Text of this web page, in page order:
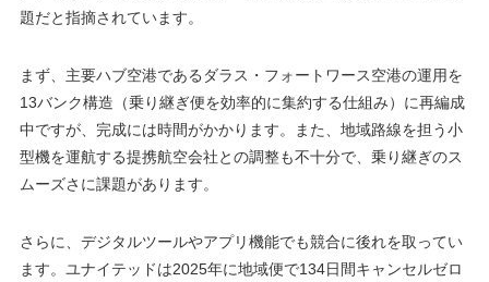
題だと指摘されています。
まず、主要ハブ空港であるダラス・フォートワース空港の運用を
13バンク構造（乗り継ぎ便を効率的に集約する仕組み）に再編成
中ですが、完成には時間がかかります。また、地域路線を担う小
型機を運航する提携航空会社との調整も不十分で、乗り継ぎのス
ムーズさに課題があります。
さらに、デジタルツールやアプリ機能でも競合に後れを取ってい
ます。ユナイテッドは2025年に地域便で134日間キャンセルゼロ